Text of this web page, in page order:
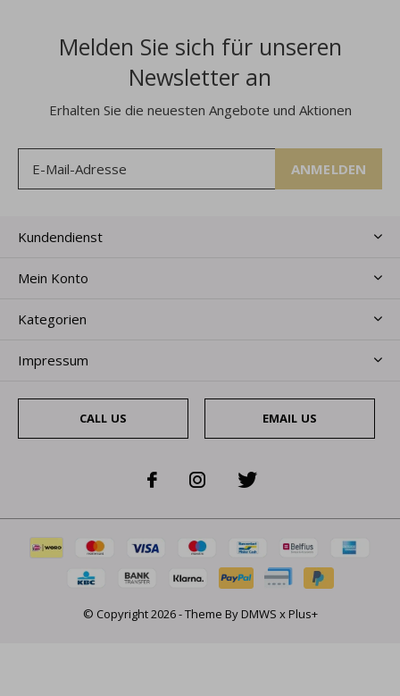
Melden Sie sich für unseren
Newsletter an
Erhalten Sie die neuesten Angebote und Aktionen
ANMELDEN
Kundendienst
Mein Konto
Kategorien
Impressum
CALL US EMAIL US
© Copyright2026- Theme ByDMWS xPlus+